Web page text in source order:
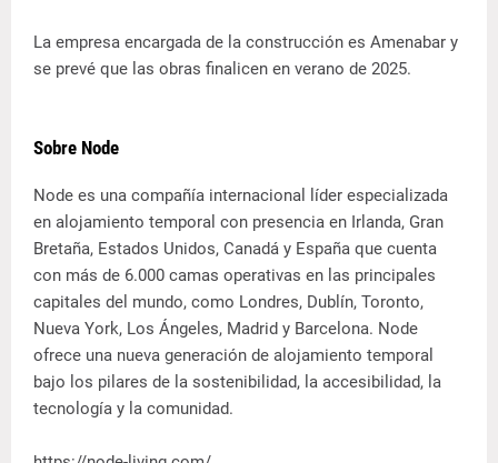
La empresa encargada de la construcción es Amenabar y
se prevé que las obras finalicen en verano de 2025.
Sobre Node
Node es una compañía internacional líder especializada
en alojamiento temporal con presencia en Irlanda, Gran
Bretaña, Estados Unidos, Canadá y España que cuenta
con más de 6.000 camas operativas en las principales
capitales del mundo, como Londres, Dublín, Toronto,
Nueva York, Los Ángeles, Madrid y Barcelona. Node
ofrece una nueva generación de alojamiento temporal
bajo los pilares de la sostenibilidad, la accesibilidad, la
tecnología y la comunidad.